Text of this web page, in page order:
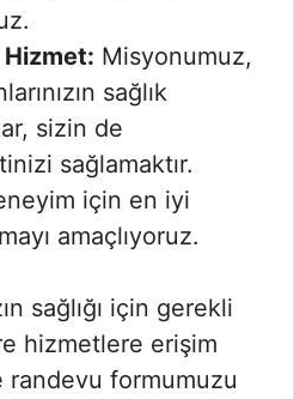
Hizmet: Misyonumuz,
sağlık
sizin de
sağlamaktır.
için en iyi
amaçlıyoruz.
sağlığı için gerekli
hizmetlere erişim
randevu formumuzu